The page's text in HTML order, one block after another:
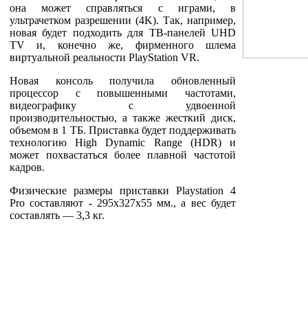
она может справляться с играми, в
ультрачетком разрешении (4K). Так, например,
новая будет подходить для ТВ-панелей UHD
TV и, конечно же, фирменного шлема
виртуальной реальности PlayStation VR.
Новая консоль получила обновленный
процессор с повышенными частотами,
видеографику с удвоенной
производительностью, а также жесткий диск,
объемом в 1 ТБ. Приставка будет поддерживать
технологию High Dynamic Range (HDR) и
может похвастаться более плавной частотой
кадров.
Физические размеры приставки Playstation 4
Pro составляют - 295x327x55 мм., а вес будет
составлять — 3,3 кг.